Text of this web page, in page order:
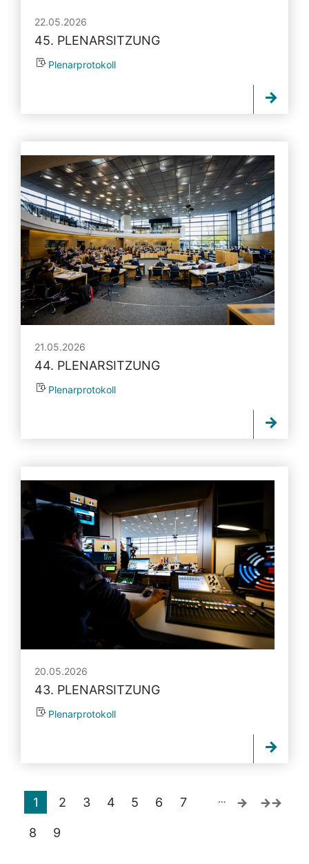
22.05.2026
45. PLENARSITZUNG
Plenarprotokoll
21.05.2026
44. PLENARSITZUNG
Plenarprotokoll
20.05.2026
43. PLENARSITZUNG
Plenarprotokoll
1 2 3 4 5 6 7
8 9
…